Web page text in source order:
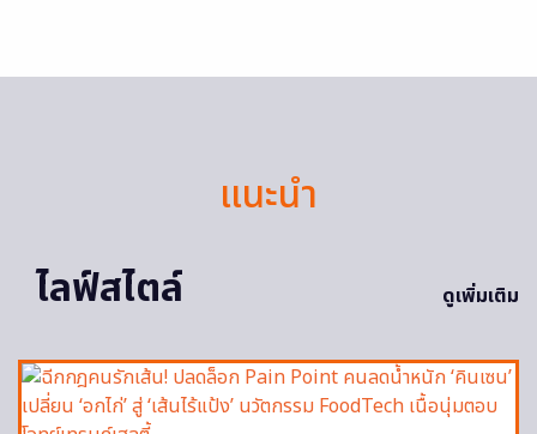
แนะนำ
ไลฟ์สไตล์
ดูเพิ่มเติม